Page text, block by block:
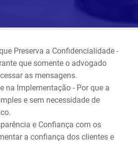
Preserva a Confidencialidade -
que somente o advogado
as mensagens.
na Implementação - Por que a
e sem necessidade de
e Confiança com os
a confiança dos clientes e